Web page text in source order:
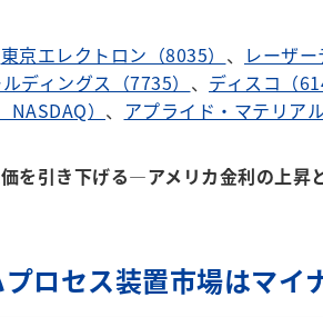
東京エレクトロン（8035） 、 レーザー
ディングス（7735） 、 ディスコ（
） 、 アプライド・マテリア
を引き下げる―アメリカ金利の上昇
ロセス装置市場はマイ